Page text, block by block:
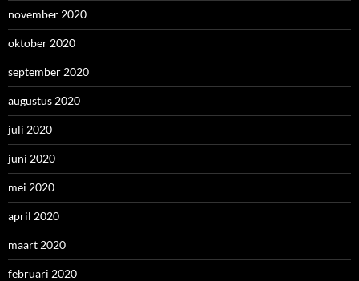
november 2020
oktober 2020
september 2020
augustus 2020
juli 2020
juni 2020
mei 2020
april 2020
maart 2020
februari 2020